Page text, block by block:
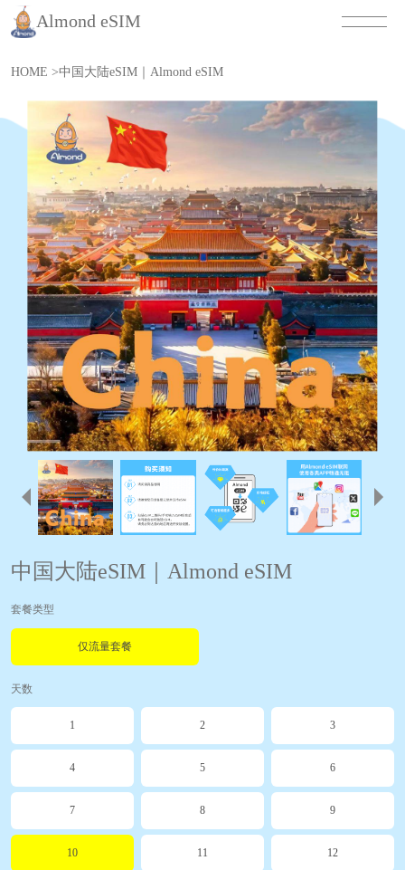
Almond eSIM
HOME >中国大陆eSIM｜Almond eSIM
中国大陆eSIM｜Almond eSIM
套餐类型
仅流量套餐
天数
1 2 3
4 5 6
7 8 9
10 11 12